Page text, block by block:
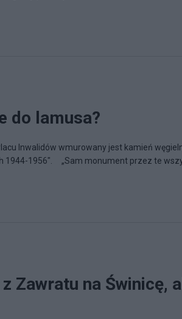
do lamusa?
Inwalidów wmurowany jest kamień
1956". „Sam monument przez te
Zawratu na Świnicę,